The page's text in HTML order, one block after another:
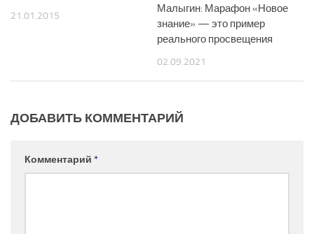
21.01.2015
Малыгин: Марафон «Новое
знание» — это пример
реального просвещения
02.09.2021
ДОБАВИТЬ КОММЕНТАРИЙ
Комментарий *